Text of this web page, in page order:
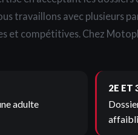
travaillons avec plusieurs
et compétitives. Chez
adulte
2E ET